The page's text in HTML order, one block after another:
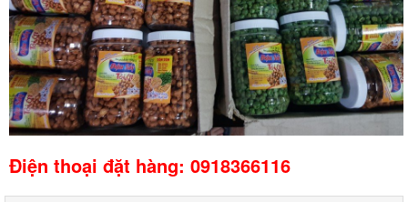
Điện thoại đặt hàng: 0918366116